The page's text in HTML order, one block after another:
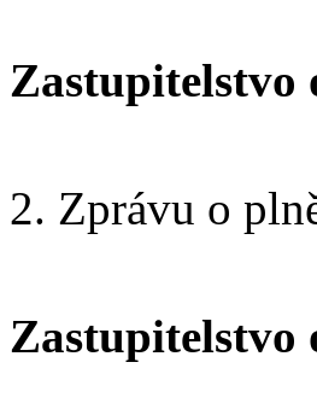
Zprávu o
Zastupitelstvo